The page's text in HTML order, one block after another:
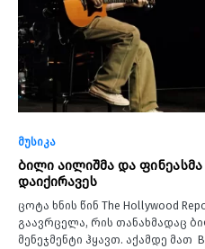
მუსიკა
ბილი აილიშმა და
დაიქირავეს
ცოტა ხნის წინ The Hollywood
გაავრცელა, რის თანახმადაც
მენეჯმენტი ჰყავთ. აქამდე მათ